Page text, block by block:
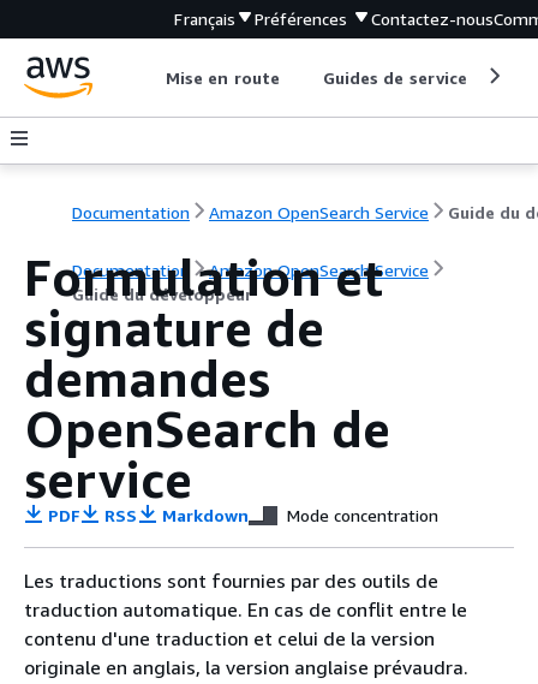
Français Préférences Contactez-nous
Mise en route Guides de service
Documentation Amazon OpenSearch Service
Documentation
Amazon OpenSearch Service
Guide du développeur
Formulation et
signature de
demandes
OpenSearch de
service
PDF RSS Markdown Mode concentration
Les traductions sont fournies par des outils de
traduction automatique. En cas de conflit entre le
contenu d'une traduction et celui de la version
originale en anglais, la version anglaise prévaudra.